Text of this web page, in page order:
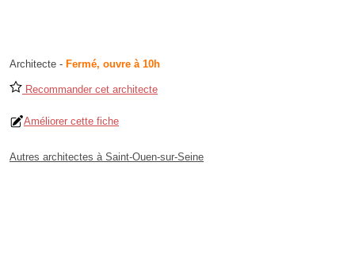
Architecte - Fermé, ouvre à 10h
Recommander cet architecte
Améliorer cette fiche
Autres architectes à Saint-Ouen-sur-Seine